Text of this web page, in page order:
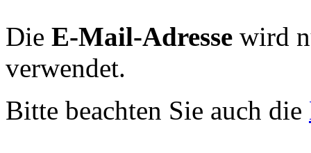
Die E-Mail-Adresse wird
verwendet.
Bitte beachten Sie auch die